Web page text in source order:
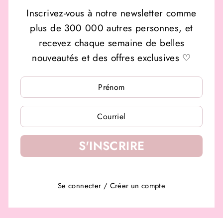
Inscrivez-vous à notre newsletter comme
plus de 300 000 autres personnes, et
recevez chaque semaine de belles
nouveautés et des offres exclusives ♡
INSCRIVEZ-
VOUS
INSCRIVEZ-
VOUS
S'INSCRIRE
Se connecter / Créer un compte